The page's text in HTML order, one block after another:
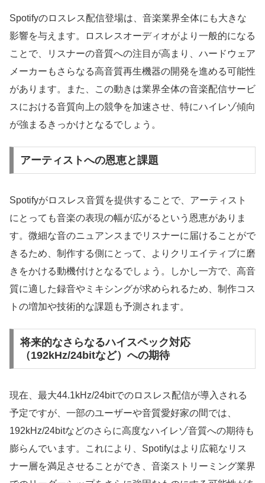
Spotifyのロスレス配信登場は、音楽業界全体にも大きな
影響を与えます。ロスレスオーディオがより一般的になる
ことで、リスナーの音質への注目が高まり、ハードウェア
メーカーもさらなる高音質再生機器の開発を進める可能性
があります。また、この動きは業界全体の音楽配信サービ
スにおける音質向上の競争を加速させ、特にハイレゾ傾向
が強まるきっかけとなるでしょう。
アーティストへの恩恵と課題
Spotifyがロスレス音質を提供することで、アーティスト
にとっても音楽の表現の幅が広がるという恩恵がありま
す。微細な音のニュアンスまでリスナーに届けることがで
きるため、制作する側にとって、よりクリエイティブに磨
きをかける動機付けとなるでしょう。しかし一方で、高音
質に適した録音やミキシングが求められるため、制作コス
トの増加や技術的な課題も予測されます。
将来的なさらなるハイスペック対応
（192kHz/24bitなど）への期待
現在、最大44.1kHz/24bitでのロスレス配信が導入される
予定ですが、一部のユーザーや音質愛好家の間では、
192kHz/24bitなどのさらに高度なハイレゾ音質への期待も
膨らんでいます。これにより、Spotifyはより広範なリス
ナー層を満足させることができ、音楽ストリーミング業界